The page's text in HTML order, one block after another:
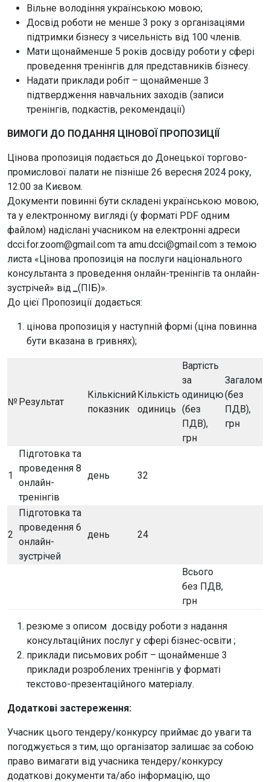
Вільне володіння українською мовою;
Досвід роботи не менше 3 року з організаціями
підтримки бізнесу з чисельність від 100 членів.
Мати щонайменше 5 років досвіду роботи у сфері
проведення тренінгів для представників бізнесу.
Надати приклади робіт – щонайменше 3
підтвердження навчальних заходів (записи
тренінгів, подкастів, рекомендації)
ВИМОГИ ДО ПОДАННЯ ЦІНОВОЇ ПРОПОЗИЦІЇ
Цінова пропозиція подається до Донецької торгово-
промислової палати не пізніше 26 вересня 2024 року,
12:00 за Києвом.
Документи повинні бути складені українською мовою,
та у електронному вигляді (у форматі PDF одним
файлом) надіслані учасником на електронні адреси
dcci.for.zoom@gmail.com та amu.dcci@gmail.com з темою
листа «Цінова пропозиція на послуги національного
консультанта з проведення онлайн-тренінгів та онлайн-
зустрічей» від_(ПІБ)».
До цієї Пропозиції додається:
цінова пропозиція у наступній формі (ціна повинна
бути вказана в гривнях);
№Результат
Кількісний
показник
Кількість
одиниць
Вартість
за
одиницю
(без
ПДВ),
грн
Загалом
(без
ПДВ),
грн
1
Підготовка та
проведення 8
онлайн-
тренінгів
день 32
2
Підготовка та
проведення 6
онлайн-
зустрічей
день 24
Всього
без ПДВ,
грн
резюме з описом досвіду роботи з надання
консультаційних послуг у сфері бізнес-освіти ;
приклади письмових робіт – щонайменше 3
приклади розроблених тренінгів у форматі
текстово-презентаційного матеріалу.
Додаткові застереження:
Учасник цього тендеру/конкурсу приймає до уваги та
погоджується з тим, що організатор залишає за собою
право вимагати від учасника тендеру/конкурсу
додаткові документи та/або інформацію, що